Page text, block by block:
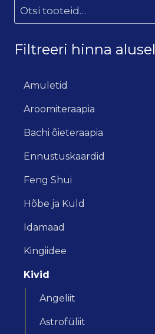
Filtreeri hinna alusel
Amuletid
Aroomiteraapia
Bachi õieteraapia
Ennustuskaardid
Feng Shui
Hõbe ja Kuld
Idamaad
Kingiidee
Kivid
Angeliit
Astrofüliit